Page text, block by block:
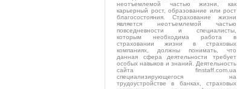
неотъемлемой частью жизни, как
карьерный рост, образование или рост
благосостояния. Страхование жизни
является неотъемлемой частью
повседневности и специалисты,
которым необходима работа в
страховании жизни в страховых
компаниях, должны понимать, что
данная сфера деятельности требует
особых навыков и знаний. Деятельность
сайта finstaff.com.ua
специализирующегося на
трудоустройстве в банках, страховых